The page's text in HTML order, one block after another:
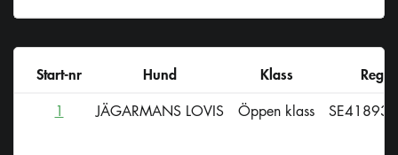
Start-nr Hund Klass
Reg-
1
JÄGARMANS LOVIS Öppen klass